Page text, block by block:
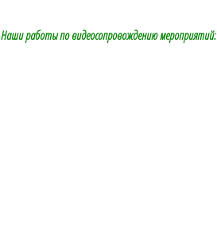
Наши работыпо видеосопровождению мероприятий: